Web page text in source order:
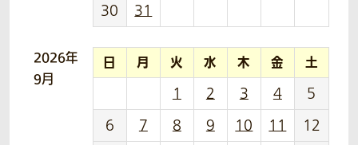
30
31
2026年
9月
日 月 火 水 木 金 土
1 2 3 4
5
6
7 8 9 10 11 12